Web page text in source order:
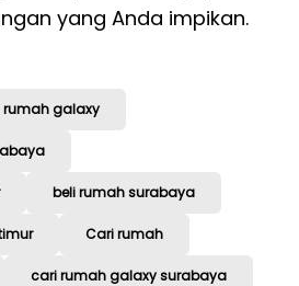
yang Anda impikan.
rumah galaxy
beli rumah surabaya
Cari rumah
cari rumah galaxy surabaya